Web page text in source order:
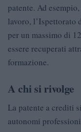
patente. Ad
lavoro, l’Ispettorato
per un massimo di
essere recuperati
formazione.
A chi si rivolge
La patente a crediti
autonomi